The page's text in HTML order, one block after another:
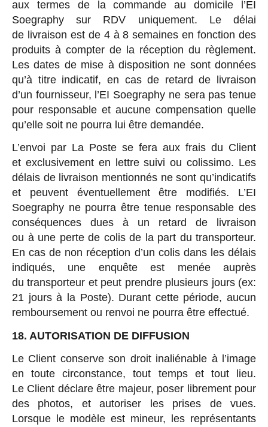
aux termes de la commande au domicile l’EI
Soegraphy sur RDV uniquement. Le délai
de livraison est de 4 à 8 semaines en fonction des
produits à compter de la réception du règlement.
Les dates de mise à disposition ne sont données
qu’à titre indicatif, en cas de retard de livraison
d’un fournisseur, l’EI Soegraphy ne sera pas tenue
pour responsable et aucune compensation quelle
qu’elle soit ne pourra lui être demandée.
L’envoi par La Poste se fera aux frais du Client
et exclusivement en lettre suivi ou colissimo. Les
délais de livraison mentionnés ne sont qu’indicatifs
et peuvent éventuellement être modifiés. L’EI
Soegraphy ne pourra être tenue responsable des
conséquences dues à un retard de livraison
ou à une perte de colis de la part du transporteur.
En cas de non réception d’un colis dans les délais
indiqués, une enquête est menée auprès
du transporteur et peut prendre plusieurs jours (ex:
21 jours à la Poste). Durant cette période, aucun
remboursement ou renvoi ne pourra être effectué.
18. AUTORISATION DE DIFFUSION
Le Client conserve son droit inaliénable à l’image
en toute circonstance, tout temps et tout lieu.
Le Client déclare être majeur, poser librement pour
des photos, et autoriser les prises de vues.
Lorsque le modèle est mineur, les représentants